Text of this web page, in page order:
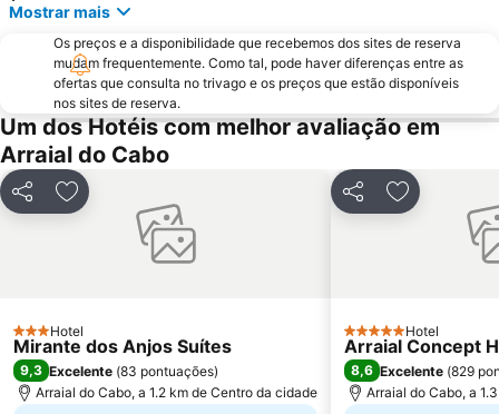
Iguabinha
Mostrar mais
Os preços e a disponibilidade que recebemos dos sites de reserva
mudam frequentemente. Como tal, pode haver diferenças entre as
ofertas que consulta no trivago e os preços que estão disponíveis
nos sites de reserva.
Um dos Hotéis com melhor avaliação em
Arraial do Cabo
PartilharAdicionar aos favoritos
3 Estrelas
Hotel
Mirante dos Anjos Suítes
9,3 Excelente (83 pontuações)
Arraial do Cabo, a 1.2 km de Centro da cidade
PartilharAdicionar
5 EstrelasHotel
Arraial Concept
8,6 Excelente (829
Arraial do Cabo, a